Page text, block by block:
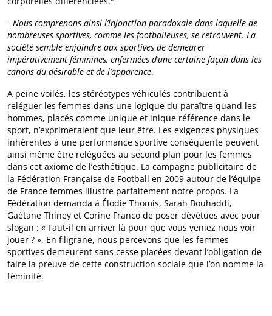
- Nous comprenons ainsi l’injonction paradoxale dans laquelle de
nombreuses sportives, comme les footballeuses, se retrouvent. La
société semble enjoindre aux sportives de demeurer
impérativement féminines, enfermées d’une certaine façon dans les
canons du désirable et de l’apparence.
A peine voilés, les stéréotypes véhiculés contribuent à
reléguer les femmes dans une logique du paraître quand les
hommes, placés comme unique et inique référence dans le
sport, n’exprimeraient que leur être. Les exigences physiques
inhérentes à une performance sportive conséquente peuvent
ainsi même être reléguées au second plan pour les femmes
dans cet axiome de l’esthétique. La campagne publicitaire de
la Fédération Française de Football en 2009 autour de l’équipe
de France femmes illustre parfaitement notre propos. La
Fédération demanda à Élodie Thomis, Sarah Bouhaddi,
Gaétane Thiney et Corine Franco de poser dévêtues avec pour
slogan : « Faut-il en arriver là pour que vous veniez nous voir
jouer ? ». En filigrane, nous percevons que les femmes
sportives demeurent sans cesse placées devant l’obligation de
faire la preuve de cette construction sociale que l’on nomme la
féminité.